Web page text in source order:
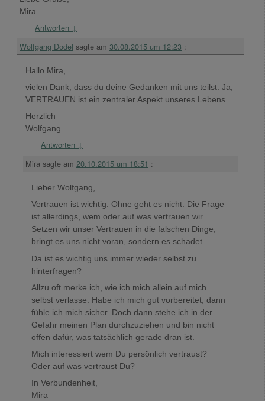
Mira
Antworten ↓
Wolfgang Dodel sagte am 30.08.2015 um 12:23 :
Hallo Mira,
vielen Dank, dass du deine Gedanken mit uns teilst. Ja,
VERTRAUEN ist ein zentraler Aspekt unseres Lebens.
Herzlich
Wolfgang
Antworten ↓
Mira sagte am 20.10.2015 um 18:51 :
Lieber Wolfgang,
Vertrauen ist wichtig. Ohne geht es nicht. Die Frage
ist allerdings, wem oder auf was vertrauen wir.
Setzen wir unser Vertrauen in die falschen Dinge,
bringt es uns nicht voran, sondern es schadet.
Da ist es wichtig uns immer wieder selbst zu
hinterfragen?
Allzu oft merke ich, wie ich mich allein auf mich
selbst verlasse. Habe ich mich gut vorbereitet, dann
fühle ich mich sicher. Doch dann stehe ich in der
Gefahr meinen Plan durchzuziehen und bin nicht
offen dafür, was tatsächlich gerade dran ist.
Mich interessiert wem Du persönlich vertraust?
Oder auf was vertraust Du?
In Verbundenheit,
Mira